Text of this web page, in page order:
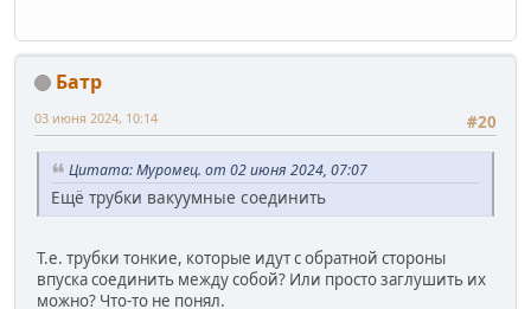
Батр
#20
03 июня 2024, 10:14
Цитата: Муромец. от 02 июня 2024, 07:07
Ещё трубки вакуумные соединить
Т.е. трубки тонкие, которые идут с обратной стороны
впуска соединить между собой? Или просто заглушить их
можно? Что-то не понял.